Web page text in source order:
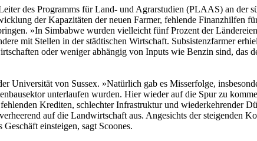
des Programms für Land- und Agrarstudien (PLAAS) an der
der Kapazitäten der neuen Farmer, fehlende Finanzhilfen
»In Simbabwe wurden vielleicht fünf Prozent der
mit Stellen in der städtischen Wirtschaft. Subsistenzfarmer
oder weniger abhängig von Inputs wie Benzin sind, das
Universität von Sussex. »Natürlich gab es Misserfolge,
unterlaufen wurden. Hier wieder auf die Spur zu
Krediten, schlechter Infrastruktur und wiederkehrender
auf die Landwirtschaft aus. Angesichts der steigenden
einsteigen, sagt Scoones.